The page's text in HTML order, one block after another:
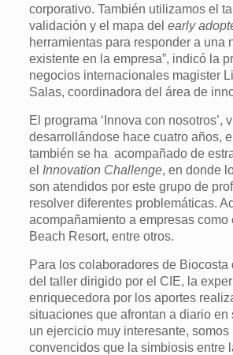
corporativo. También utilizamos el
validación y el mapa delearly
herramientas para responder a una
existente en la empresa”, indicó la
negocios internacionales magister
Salas, coordinadora del área de
El programa ‘Innova con nosotros’,
desarrollándose hace cuatro años,
también se ha acompañado de
el Innovation Challenge, en donde
son atendidos por este grupo de
resolver diferentes problemáticas.
acompañamiento a empresas como
Beach Resort, entre otros.
Para los colaboradores de Biocosta
del taller dirigido por el CIE, la
enriquecedora por los aportes
situaciones que afrontan a diario en
un ejercicio muy interesante, somos
convencidos que la simbiosis entre